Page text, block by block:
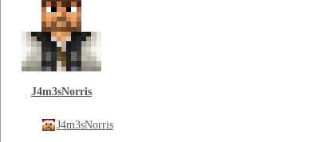
J4m3sNorris
J4m3sNorris